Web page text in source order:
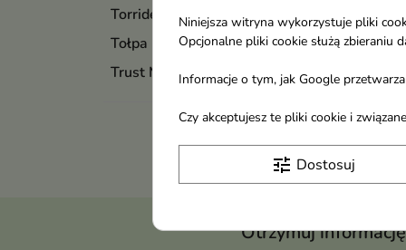
Torriden
Tołpa
Trust My Sister
Otrzymuj
Niniejsza witryna wykorzystuje pliki
Opcjonalne pliki cookie służą
Informacje o tym, jak Google
Czy akceptujesz te pliki cookie i
tune Dostosuj